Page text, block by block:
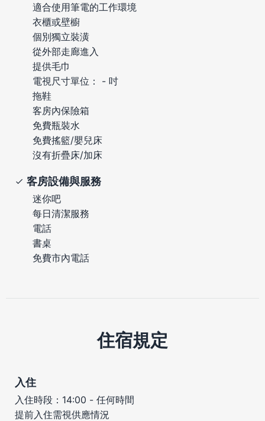
適合使用筆電的工作環境
衣櫃或壁櫥
個別獨立裝潢
從外部走廊進入
提供毛巾
電視尺寸單位： - 吋
拖鞋
客房內保險箱
免費瓶裝水
免費搖籃/嬰兒床
沒有折疊床/加床
客房設備與服務
迷你吧
每日清潔服務
電話
書桌
免費市內電話
住宿規定
入住
入住時段：14:00 - 任何時間
提前入住需視供應情況